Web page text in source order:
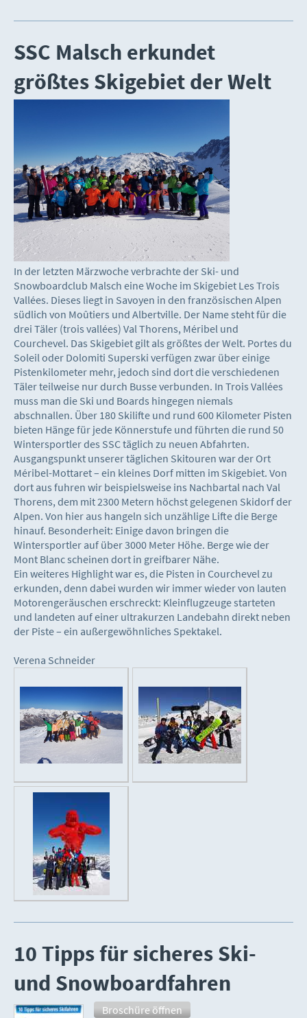
SSC Malsch erkundet
größtes Skigebiet der Welt
In der letzten Märzwoche verbrachte der Ski- und
Snowboardclub Malsch eine Woche im Skigebiet Les Trois
Vallées. Dieses liegt in Savoyen in den französischen Alpen
südlich von Moûtiers und Albertville. Der Name steht für die
drei Täler (trois vallées) Val Thorens, Méribel und
Courchevel. Das Skigebiet gilt als größtes der Welt. Portes du
Soleil oder Dolomiti Superski verfügen zwar über einige
Pistenkilometer mehr, jedoch sind dort die verschiedenen
Täler teilweise nur durch Busse verbunden. In Trois Vallées
muss man die Ski und Boards hingegen niemals
abschnallen. Über 180 Skilifte und rund 600 Kilometer Pisten
bieten Hänge für jede Könnerstufe und führten die rund 50
Wintersportler des SSC täglich zu neuen Abfahrten.
Ausgangspunkt unserer täglichen Skitouren war der Ort
Méribel-Mottaret – ein kleines Dorf mitten im Skigebiet. Von
dort aus fuhren wir beispielsweise ins Nachbartal nach Val
Thorens, dem mit 2300 Metern höchst gelegenen Skidorf der
Alpen. Von hier aus hangeln sich unzählige Lifte die Berge
hinauf. Besonderheit: Einige davon bringen die
Wintersportler auf über 3000 Meter Höhe. Berge wie der
Mont Blanc scheinen dort in greifbarer Nähe.
Ein weiteres Highlight war es, die Pisten in Courchevel zu
erkunden, denn dabei wurden wir immer wieder von lauten
Motorengeräuschen erschreckt: Kleinflugzeuge starteten
und landeten auf einer ultrakurzen Landebahn direkt neben
der Piste – ein außergewöhnliches Spektakel.
Verena Schneider
10 Tipps für sicheres Ski-
und Snowboardfahren
Broschüre öffnen